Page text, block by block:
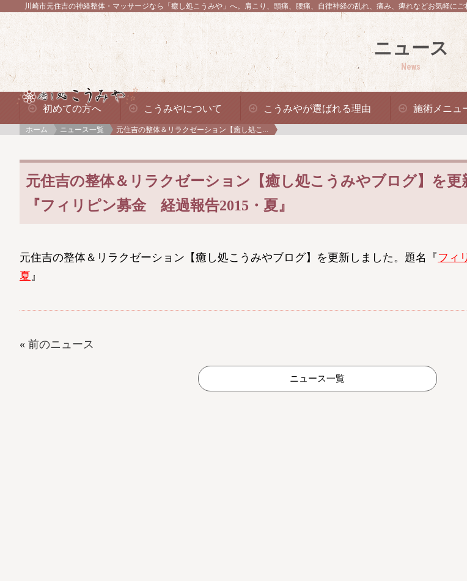
川崎市元住吉の神経整体・マッサージなら「癒し処こうみや」へ。 肩こり、頭痛、腰痛、自律神経の乱れ、痛み、痺れなどお気軽にご
ニュース
News
初めての方へ こうみやについて こうみやが選ばれる理由 施術メニュ
ホーム ニュース一覧 元住吉の整体＆リラクゼーション【癒し処こ...
元住吉の整体＆リラクゼーション【癒し処こうみやブログ】を更
『フィリピン募金 経過報告2015・夏』
元住吉の整体＆リラクゼーション【癒し処こうみやブログ】を更新しました。題名『 フィ
夏 』
« 前のニュース
ニュース一覧